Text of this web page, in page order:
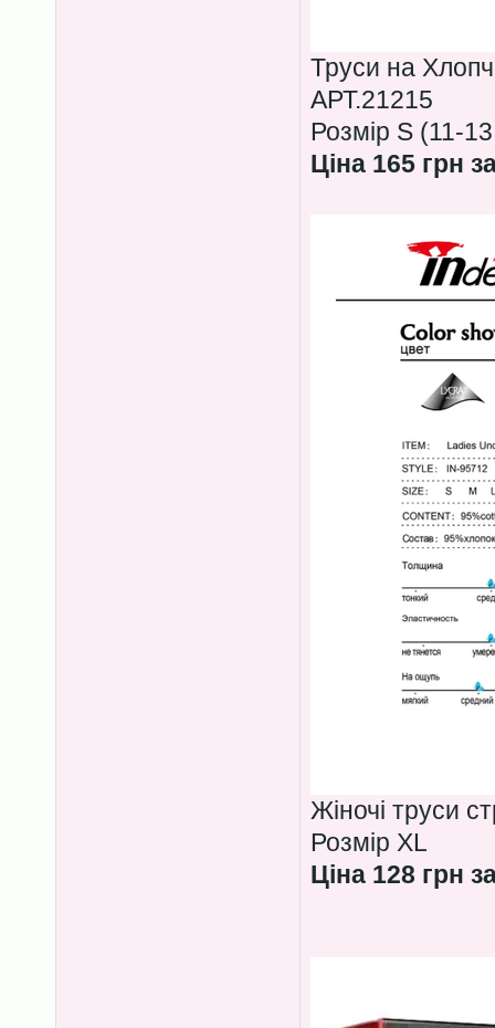
Труси на
АРТ.21215
Розмір S (11-13
Ціна 165 грн
Жіночі труси
Розмір XL
Ціна 128 грн